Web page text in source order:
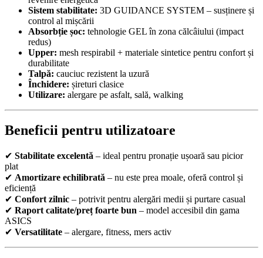
Sistem stabilitate: 3D GUIDANCE SYSTEM – susținere și
control al mișcării
Absorbție șoc: tehnologie GEL în zona călcâiului (impact
redus)
Upper: mesh respirabil + materiale sintetice pentru confort și
durabilitate
Talpă: cauciuc rezistent la uzură
Închidere: șireturi clasice
Utilizare: alergare pe asfalt, sală, walking
Beneficii pentru utilizatoare
✔ Stabilitate excelentă – ideal pentru pronație ușoară sau picior
plat
✔ Amortizare echilibrată – nu este prea moale, oferă control și
eficiență
✔ Confort zilnic – potrivit pentru alergări medii și purtare casual
✔ Raport calitate/preț foarte bun – model accesibil din gama
ASICS
✔ Versatilitate – alergare, fitness, mers activ